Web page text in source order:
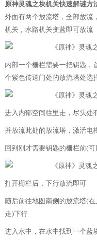
原神灵魂之块机关快速解谜方
外面有两个放流塔，全部放流
机关，水路机关变蓝即可放流
内部一个栅栏需要一把钥匙，
个紫色传送门处的放流塔处选
进入内部空间往里走，尽头处
并放流此处的放流塔，激活电
回到刚才需要钥匙的栅栏前(
打开栅栏后，下行放流即可
随后前往地图南侧的放流塔(
走)下行
进入水中，在水中找到一个蓝